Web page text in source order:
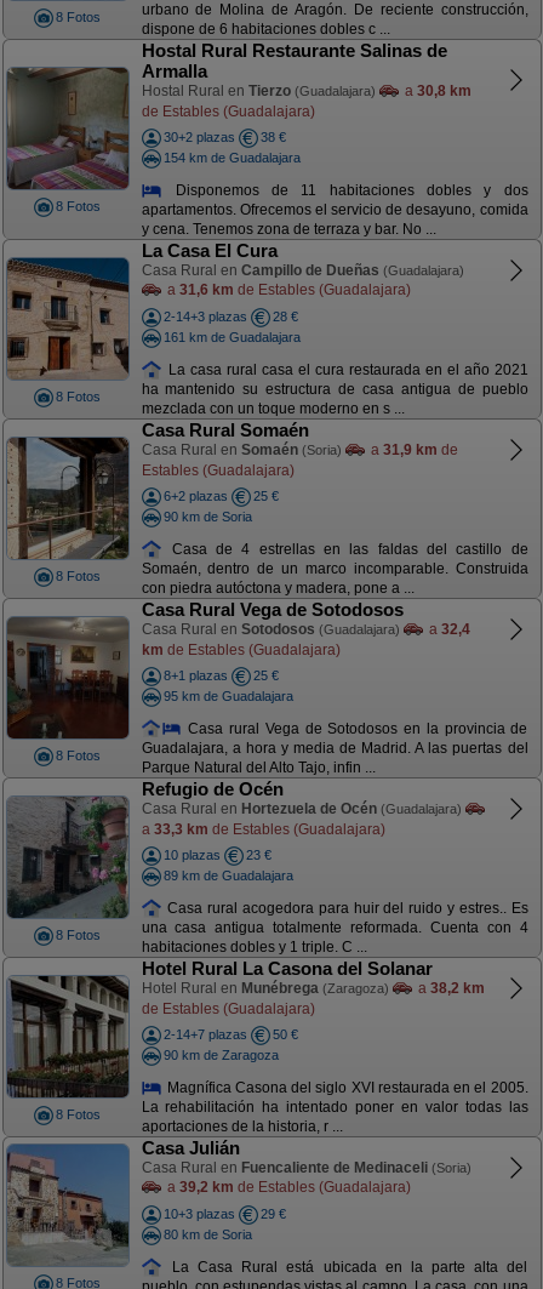
8 Fotos
urbano de Molina de Aragón. De reciente construcción,
dispone de 6 habitaciones dobles c ...
8 Fotos
Hostal Rural Restaurante Salinas de
Armalla
Hostal Rural en Tierzo (Guadalajara) a 30,8 km
de Estables (Guadalajara)
30+2 plazas
38 €
154 km de Guadalajara
Disponemos de 11 habitaciones dobles y dos
apartamentos. Ofrecemos el servicio de desayuno, comida
y cena. Tenemos zona de terraza y bar. No ...
8 Fotos
La Casa El Cura
Casa Rural en Campillo de Dueñas (Guadalajara)
a 31,6 km de Estables (Guadalajara)
2-14+3 plazas
28 €
161 km de Guadalajara
La casa rural casa el cura restaurada en el año 2021
ha mantenido su estructura de casa antigua de pueblo
mezclada con un toque moderno en s ...
8 Fotos
Casa Rural Somaén
Casa Rural en Somaén (Soria) a 31,9 km de
Estables (Guadalajara)
6+2 plazas
25 €
90 km de Soria
Casa de 4 estrellas en las faldas del castillo de
Somaén, dentro de un marco incomparable. Construida
con piedra autóctona y madera, pone a ...
8 Fotos
Casa Rural Vega de Sotodosos
Casa Rural en Sotodosos (Guadalajara) a 32,4
km de Estables (Guadalajara)
8+1 plazas
25 €
95 km de Guadalajara
Casa rural Vega de Sotodosos en la provincia de
Guadalajara, a hora y media de Madrid. A las puertas del
Parque Natural del Alto Tajo, infin ...
8 Fotos
Refugio de Océn
Casa Rural en Hortezuela de Océn (Guadalajara)
a 33,3 km de Estables (Guadalajara)
10 plazas
23 €
89 km de Guadalajara
Casa rural acogedora para huir del ruido y estres.. Es
una casa antigua totalmente reformada. Cuenta con 4
habitaciones dobles y 1 triple. C ...
8 Fotos
Hotel Rural La Casona del Solanar
Hotel Rural en Munébrega (Zaragoza) a 38,2 km
de Estables (Guadalajara)
2-14+7 plazas
50 €
90 km de Zaragoza
Magnífica Casona del siglo XVI restaurada en el 2005.
La rehabilitación ha intentado poner en valor todas las
aportaciones de la historia, r ...
8 Fotos
Casa Julián
Casa Rural en Fuencaliente de Medinaceli (Soria)
a 39,2 km de Estables (Guadalajara)
10+3 plazas
29 €
80 km de Soria
La Casa Rural está ubicada en la parte alta del